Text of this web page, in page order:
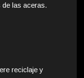
las aceras.
reciclaje y